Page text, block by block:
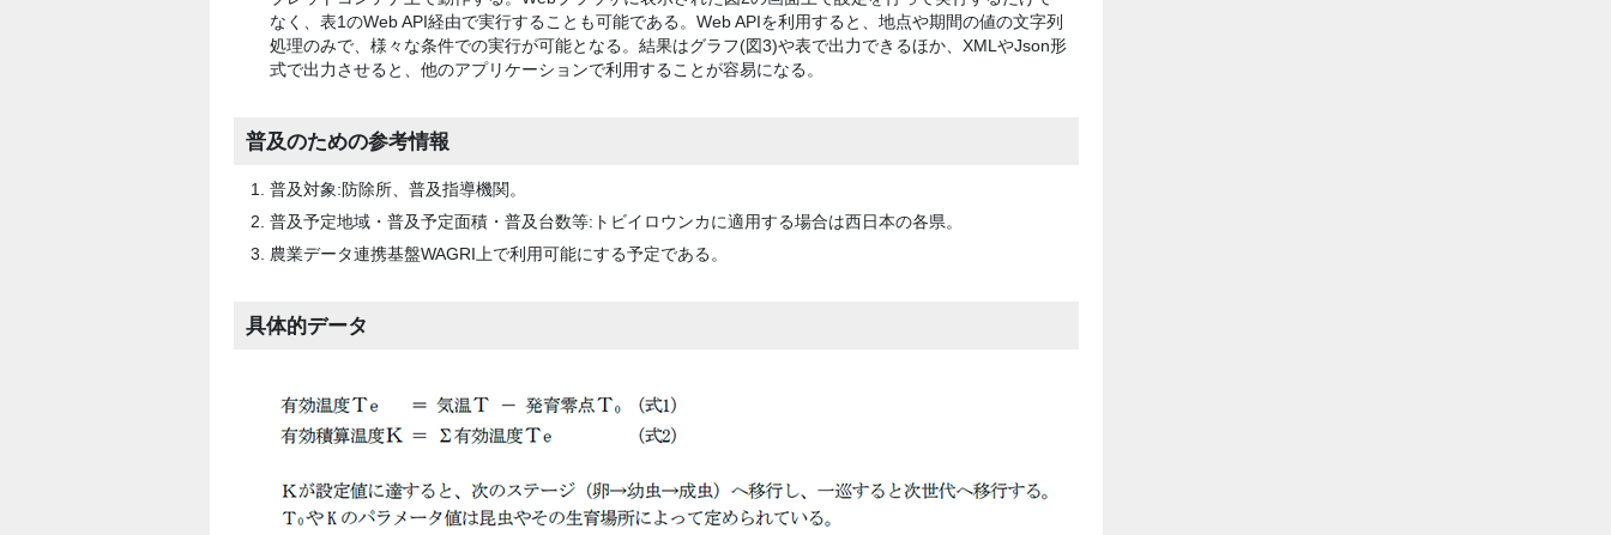
なく、表1のWeb API経由で実行することも可能である。Web APIを利用すると、地点や期間の値の文字列
処理のみで、様々な条件での実行が可能となる。結果はグラフ(図3)や表で出力できるほか、XMLやJson形
式で出力させると、他のアプリケーションで利用することが容易になる。
普及のための参考情報
普及対象:防除所、普及指導機関。
普及予定地域・普及予定面積・普及台数等:トビイロウンカに適用する場合は西日本の各県。
農業データ連携基盤WAGRI上で利用可能にする予定である。
具体的データ